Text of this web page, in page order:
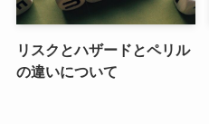
リスクとハザードとペリル
の違いについて